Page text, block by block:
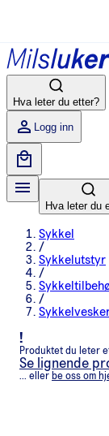
Hva leter du etter?
Logg inn
Hva leter du
Sykkel
/
Sykkelutstyr
/
/
!
Produktet du leter
Se lignende
... eller be oss om